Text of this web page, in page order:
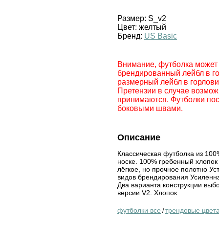
Размер: S_v2
Цвет: желтый
Бренд: US Basic
Внимание, футболка может
брендированный лейбл в
размерный лейбл в
Претензии в случае
принимаются. Футболки
боковыми швами.
Описание
Классическая футболка из
носке. 100% гребенный
лёгкое, но прочное полотно
видов брендирования
Два варианта конструкции
версии V2. Хлопок
футболки все /трендовые